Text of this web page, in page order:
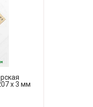
х 3 мм